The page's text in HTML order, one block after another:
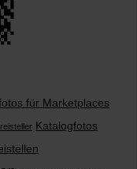
für Marketplaces
Katalogfotos